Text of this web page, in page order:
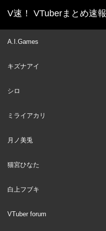
V速！ VTuberまとめ速報
A.I.Games
キズナアイ
シロ
ミライアカリ
月ノ美兎
猫宮ひなた
白上フブキ
VTuber forum
ホーム
新着動画一覧
10